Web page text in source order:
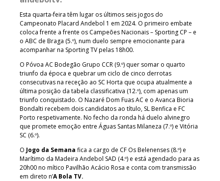
Esta quarta-feira têm lugar os últimos seis jogos do
Campeonato Placard Andebol 1 em 2024. O primeiro embate
coloca frente a frente os Campeões Nacionais – Sporting CP – e
o ABC de Braga (5.º), num duelo sempre emocionante para
acompanhar na Sporting TV pelas 18h00.
O Póvoa AC Bodegão Grupo CCR (9.º) quer somar o quarto
triunfo da época e quebrar um ciclo de cinco derrotas
consecutivas na receção ao SC Horta que ocupa atualmente a
última posição da tabela classificativa (12.º), com apenas um
triunfo conquistado. O Nazaré Dom Fuas AC e o Avanca Bioria
Bondalti recebem dois candidatos ao título, SL Benfica e FC
Porto respetivamente. No fecho da ronda há duelo alvinegro
que promete emoção entre Águas Santas Milaneza (7.º) e Vitória
SC (6.º).
O Jogo da Semana fica a cargo de CF Os Belenenses (8.º) e
Marítimo da Madeira Andebol SAD (4.º) e está agendado para as
20h00 no mítico Pavilhão Acácio Rosa e conta com transmissão
em direto n’A Bola TV.